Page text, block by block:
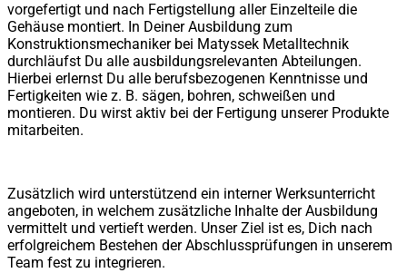
vorgefertigt und nach Fertigstellung aller Einzelteile die
Gehäuse montiert. In Deiner Ausbildung zum
Konstruktionsmechaniker bei Matyssek Metalltechnik
durchläufst Du alle ausbildungsrelevanten Abteilungen.
Hierbei erlernst Du alle berufsbezogenen Kenntnisse und
Fertigkeiten wie z. B. sägen, bohren, schweißen und
montieren. Du wirst aktiv bei der Fertigung unserer Produkte
mitarbeiten.
Zusätzlich wird unterstützend ein interner Werksunterricht
angeboten, in welchem zusätzliche Inhalte der Ausbildung
vermittelt und vertieft werden. Unser Ziel ist es, Dich nach
erfolgreichem Bestehen der Abschlussprüfungen in unserem
Team fest zu integrieren.